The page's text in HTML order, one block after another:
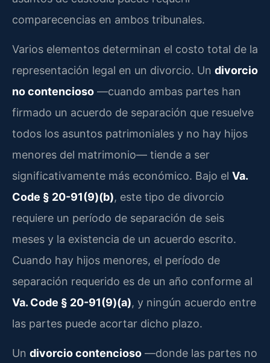
comparecencias en ambos tribunales.
Varios elementos determinan el costo total de la
representación legal en un divorcio. Un divorcio
no contencioso —cuando ambas partes han
firmado un acuerdo de separación que resuelve
todos los asuntos patrimoniales y no hay hijos
menores del matrimonio— tiende a ser
significativamente más económico. Bajo el Va.
Code § 20-91(9)(b), este tipo de divorcio
requiere un período de separación de seis
meses y la existencia de un acuerdo escrito.
Cuando hay hijos menores, el período de
separación requerido es de un año conforme al
Va. Code § 20-91(9)(a), y ningún acuerdo entre
las partes puede acortar dicho plazo.
Un divorcio contencioso —donde las partes no